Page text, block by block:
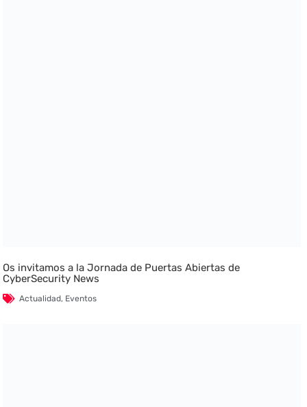
Os invitamos a la Jornada de Puertas Abiertas de
CyberSecurity News
Actualidad, Eventos